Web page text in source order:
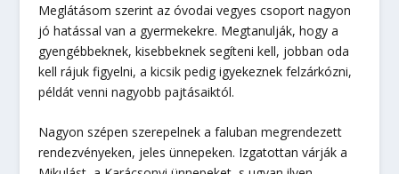
Meglátásom szerint az óvodai vegyes csoport nagyon
jó hatással van a gyermekekre. Megtanulják, hogy a
gyengébbeknek, kisebbeknek segíteni kell, jobban oda
kell rájuk figyelni, a kicsik pedig igyekeznek felzárkózni,
példát venni nagyobb pajtásaiktól.
Nagyon szépen szerepelnek a faluban megrendezett
rendezvényeken, jeles ünnepeken. Izgatottan várják a